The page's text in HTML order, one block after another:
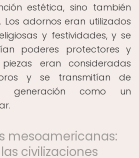
estética, sino también
Los adornos eran utilizados
y festividades, y se
poderes protectores y
eran consideradas
y se transmitían de
generación como un
mesoamericanas:
civilizaciones